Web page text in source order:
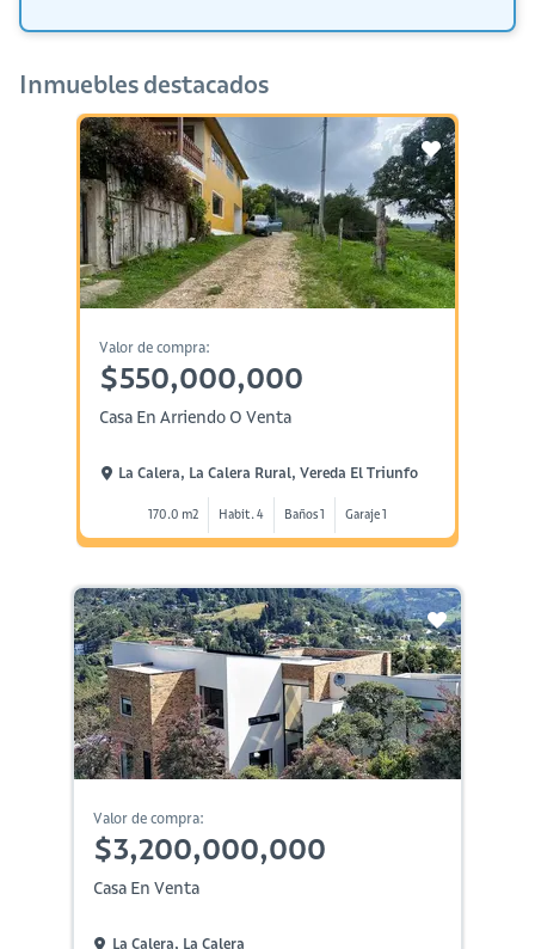
Inmuebles destacados
Valor de compra:
$550,000,000
Casa En Arriendo O Venta
La Calera, La Calera Rural, Vereda El Triunfo
170.0 m2 Habit. 4 Baños 1 Garaje 1
Valor de compra:
$3,200,000,000
Casa En Venta
La Calera, La Calera